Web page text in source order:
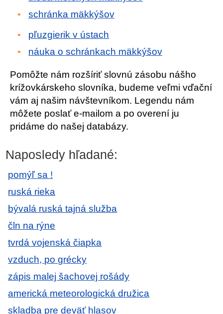
schránka mäkkýšov
pľuzgierik v ústach
náuka o schránkach mäkkýšov
Pomôžte nám rozšíriť slovnú zásobu nášho
krížovkárskeho slovníka, budeme veľmi vďační
vám aj našim návštevníkom. Legendu nám
môžete poslať e-mailom a po overení ju
pridáme do našej databázy.
Naposledy hľadané:
pomýľ sa !
ruská rieka
bývalá ruská tajná služba
čln na rýne
tvrdá vojenská čiapka
vzduch, po grécky
zápis malej šachovej rošády
americká meteorologická družica
skladba pre deväť hlasov